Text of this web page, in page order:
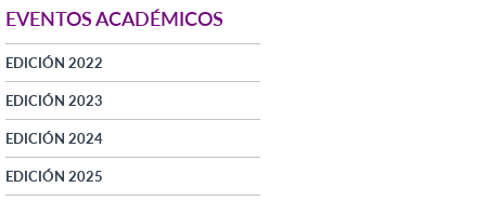
EVENTOS ACADÉMICOS
EDICIÓN 2022
EDICIÓN 2023
EDICIÓN 2024
EDICIÓN 2025